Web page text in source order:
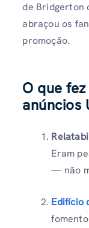
de Bridgerton
abraçou os
promoção.
O que
anúncios
Eram
— não
Edifício